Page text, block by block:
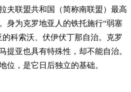
夫联盟共和国（简称南联盟）最高
身为克罗地亚人的铁托施行“弱塞
科索沃、伏伊伏丁那自治。克罗
提亚也具有特殊性，却不能自治。
位，是它日后独立的基础。